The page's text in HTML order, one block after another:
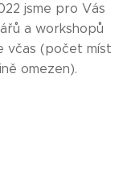
jsme pro Vás
a workshopů
včas (počet míst
omezen).